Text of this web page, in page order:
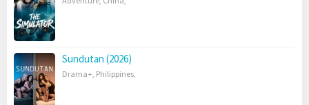
Sundutan (2026)
Drama+, Philippines,